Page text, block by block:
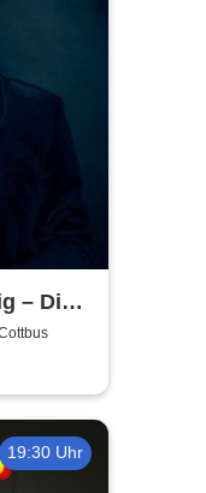
– Die
up-
19:30 Uhr